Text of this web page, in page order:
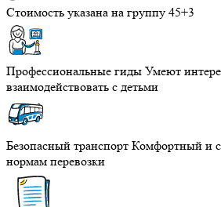
Стоимость указана на группу 45+3
Профессиональные гиды Умеют
взаимодействовать с детьми
Безопасный транспорт Комфортный и
нормам перевозки